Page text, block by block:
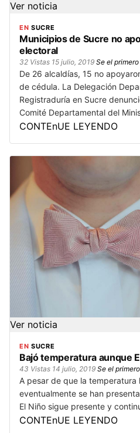
Ver noticia
EN SUCRE
Municipios de Sucre no
electoral
32 Vistas 15 julio, 2019 Se el
De 26 alcaldías, 15 no
de cédula. La Delegación
Registraduría en Sucre
Comité Departamental del
CONTEnUE LEYENDO
Ver noticia
EN SUCRE
Bajó temperatura aunque
43 Vistas 14 julio, 2019 Se el
A pesar de que la
eventualmente se han
El Niño sigue presente y
CONTEnUE LEYENDO